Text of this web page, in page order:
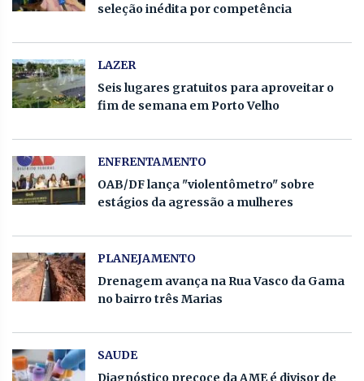
seleção inédita por competência
LAZER
Seis lugares gratuitos para aproveitar o
fim de semana em Porto Velho
ENFRENTAMENTO
OAB/DF lança "violentômetro" sobre
estágios da agressão a mulheres
PLANEJAMENTO
Drenagem avança na Rua Vasco da Gama
no bairro três Marias
SAUDE